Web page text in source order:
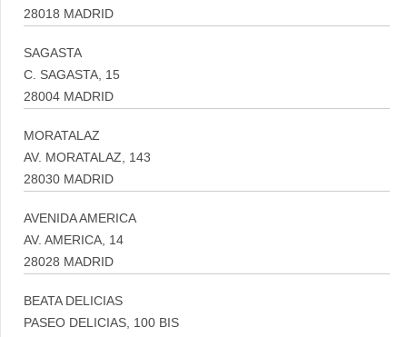
28018 MADRID
SAGASTA
C. SAGASTA, 15
28004 MADRID
MORATALAZ
AV. MORATALAZ, 143
28030 MADRID
AVENIDA AMERICA
AV. AMERICA, 14
28028 MADRID
BEATA DELICIAS
PASEO DELICIAS, 100 BIS